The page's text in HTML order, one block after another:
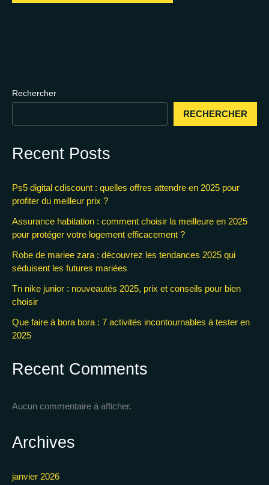
Rechercher
RECHERCHER
Recent Posts
Ps5 digital cdiscount : quelles offres attendre en 2025 pour
profiter du meilleur prix ?
Assurance habitation : comment choisir la meilleure en 2025
pour protéger votre logement efficacement ?
Robe de mariee zara : découvrez les tendances 2025 qui
séduisent les futures mariées
Tn nike junior : nouveautés 2025, prix et conseils pour bien
choisir
Que faire à bora bora : 7 activités incontournables à tester en
2025
Recent Comments
Aucun commentaire à afficher.
Archives
janvier 2026